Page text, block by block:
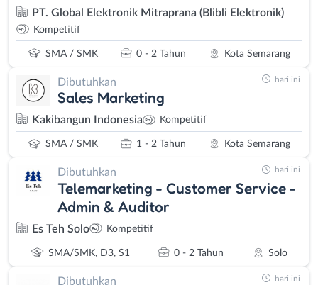
PT. Global Elektronik Mitraprana (Blibli Elektronik)
Kompetitif
SMA / SMK 0 - 2 Tahun Kota Semarang
Dibutuhkan
Sales Marketing
Kakibangun Indonesia Kompetitif
SMA / SMK 1 - 2 Tahun Kota Semarang
hari ini
Dibutuhkan
Telemarketing - Customer Service -
Admin & Auditor
Es Teh Solo Kompetitif
SMA/SMK, D3, S1 0 - 2 Tahun Solo
hari ini
Dibutuhkan hari ini